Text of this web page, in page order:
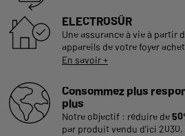
ELECTROSÛR
Une assurance à vie à partir
appareils de votre foyer
En savoir +
Consommez plus
plus
Notre objectif : réduire de
par produit vendu d'ici 2030.